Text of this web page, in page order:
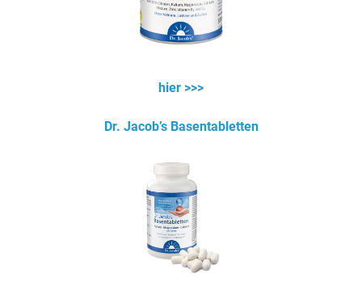
hier >>>
Dr. Jacob’s Basentabletten